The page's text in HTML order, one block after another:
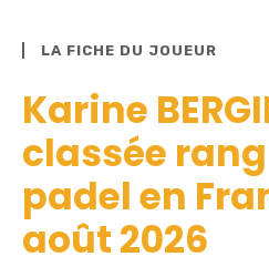
LA FICHE DU JOUEUR
Karine
classée rang
padel en
août 2026